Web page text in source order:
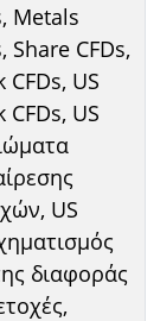
Metals
Share CFDs,
CFDs, US
CFDs, US
US
διαφοράς